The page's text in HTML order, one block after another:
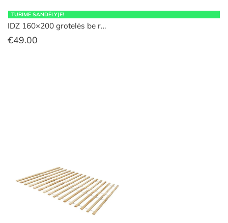
TURIME SANDĖLYJE!
IDZ 160×200 grotelės be r…
€49.00